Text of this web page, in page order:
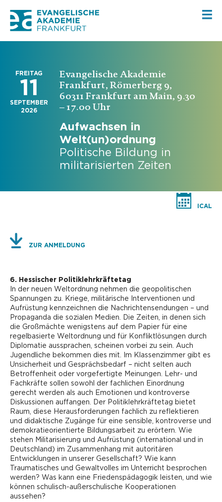
FREITAG
11
SEPTEMBER
2026
Evangelische Akademie
Frankfurt, Römerberg 9,
60311 Frankfurt am Main, 9.30
– 17.00 Uhr
Aufwachsen in
Welt(un)ordnung
Politische Bildung in
militarisierten Zeiten
ICAL
ZUR ANMELDUNG
6. Hessischer Politiklehrkräftetag
In der neuen Weltordnung nehmen die geopolitischen
Spannungen zu. Kriege, militärische Interventionen und
Aufrüstung kennzeichnen die Nachrichtensendungen – und
Propaganda die sozialen Medien. Die Zeiten, in denen sich
die Großmächte wenigstens auf dem Papier für eine
regelbasierte Weltordnung und für Konfliktlösungen durch
Diplomatie aussprachen, scheinen vorbei zu sein. Auch
Jugendliche bekommen dies mit. Im Klassenzimmer gibt es
Unsicherheit und Gesprächsbedarf – nicht selten auch
Betroffenheit oder vorgefertigte Meinungen. Lehr- und
Fachkräfte sollen sowohl der fachlichen Einordnung
gerecht werden als auch Emotionen und kontroverse
Diskussionen auffangen. Der Politiklehrkräftetag bietet
Raum, diese Herausforderungen fachlich zu reflektieren
und didaktische Zugänge für eine sensible, kontroverse und
demokratieorientierte Bildungsarbeit zu erörtern. Wie
stehen Militarisierung und Aufrüstung (international und in
Deutschland) im Zusammenhang mit autoritären
Entwicklungen in unserer Gesellschaft? Wie kann
Traumatisches und Gewaltvolles im Unterricht besprochen
werden? Was kann eine Friedenspädagogik leisten, und wie
können schulisch-außerschulische Kooperationen
aussehen?